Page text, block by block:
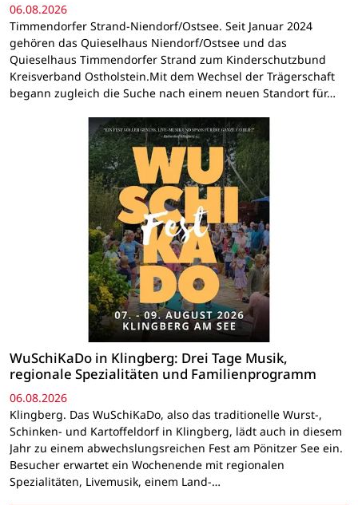
06.08.2026
Timmendorfer Strand-Niendorf/Ostsee. Seit Januar 2024
gehören das Quieselhaus Niendorf/Ostsee und das
Quieselhaus Timmendorfer Strand zum Kinderschutzbund
Kreisverband Ostholstein.Mit dem Wechsel der Trägerschaft
begann zugleich die Suche nach einem neuen Standort für…
WuSchiKaDo in Klingberg: Drei Tage Musik,
regionale Spezialitäten und Familienprogramm
06.08.2026
Klingberg. Das WuSchiKaDo, also das traditionelle Wurst-,
Schinken- und Kartoffeldorf in Klingberg, lädt auch in diesem
Jahr zu einem abwechslungsreichen Fest am Pönitzer See ein.
Besucher erwartet ein Wochenende mit regionalen
Spezialitäten, Livemusik, einem Land-…